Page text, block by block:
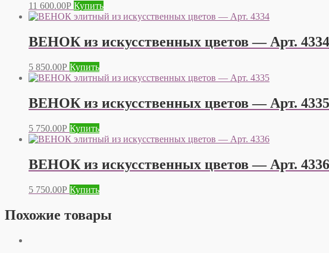
11 600.00Р Купить
ВЕНОК из искусственных цветов — Арт. 4334
5 850.00Р Купить
ВЕНОК из искусственных цветов — Арт. 4335
5 750.00Р Купить
ВЕНОК из искусственных цветов — Арт. 4336
5 750.00Р Купить
Похожие товары